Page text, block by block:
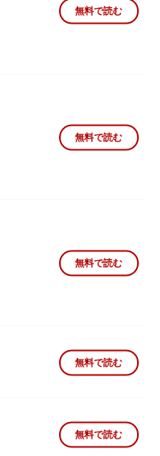
無料で読む
無料で読む
無料で読む
無料で読む
無料で読む